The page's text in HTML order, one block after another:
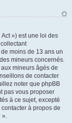
») est une loi des
moins de 13 ans un
mineurs concernés.
mineurs âgés de
de contacter
noter que phpBB
pas vous proposer
à ce sujet, excepté
à propos de
».